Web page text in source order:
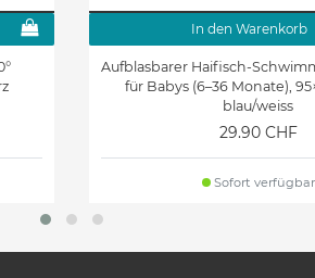
In den Warenkorb
Aufblasbarer Haifisch-
für Babys (6–36 Monate),
blau/weiss
29.90 CHF
Sofort verfügbar